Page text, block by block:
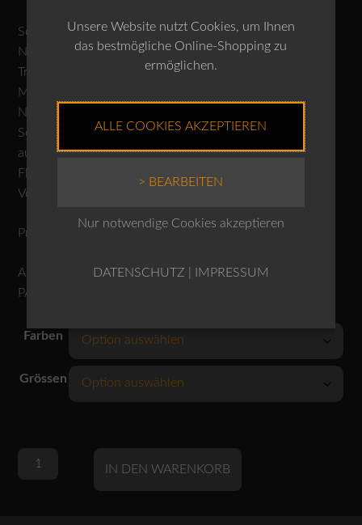
Schonwäsche 30°C
Nicht bleichen
Trocknen im Tumbler nicht möglich
Mässig heiss bügeln
Nicht reinigen
Separat oder mit ähnlichen Farben waschen, Farbe kann
ausbluten
Flecken nicht lokal entfernen
Von links waschen und bügeln
Produktnr.: 10260110619
ACHTUNG: DAS MODEL TRÄGT DIE BLUSE ZUR
PASSENDEN HOSEN 620!
Farben
Grössen
OSKA
IN DEN WARENKORB
Unsere Website nutzt Cookies, um Ihnen
das bestmögliche Online-Shopping zu
ermöglichen.
ALLE COOKIES AKZEPTIEREN
> BEARBEITEN
Nur notwendige Cookies akzeptieren
DATENSCHUTZ IMPRESSUM